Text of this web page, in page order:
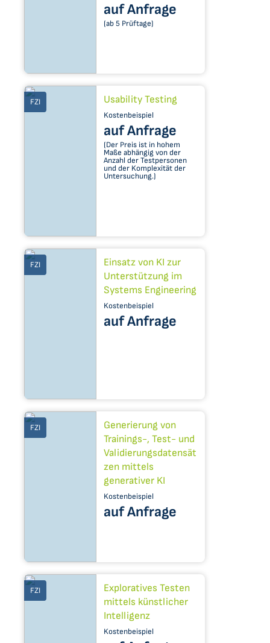
auf Anfrage
(ab 5 Prüftage)
FZI Usability Testing
Kostenbeispiel
auf Anfrage
(Der Preis ist in hohem
Maße abhängig von der
Anzahl der Testpersonen
und der Komplexität der
Untersuchung.)
FZI
Einsatz von KI zur
Unterstützung im
Systems Engineering
Kostenbeispiel
auf Anfrage
FZI
Generierung von
Trainings-, Test- und
Validierungsdatensät
zen mittels
generativer KI
Kostenbeispiel
auf Anfrage
FZI
Exploratives Testen
mittels künstlicher
Intelligenz
Kostenbeispiel